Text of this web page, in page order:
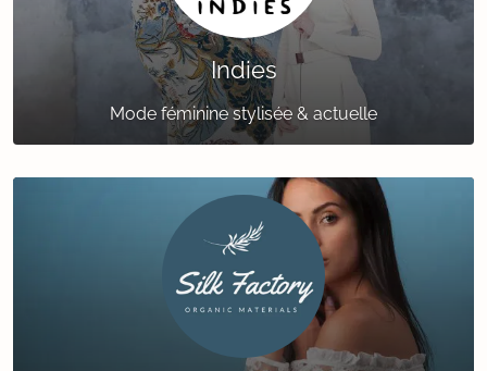
Indies
Mode féminine stylisée & actuelle